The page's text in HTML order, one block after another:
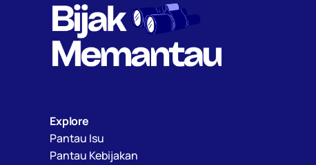
Explore
Pantau Isu
Pantau Kebijakan